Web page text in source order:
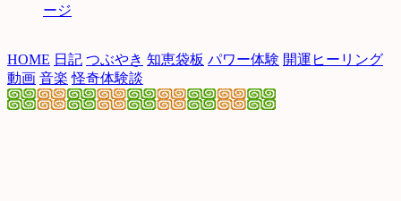
ージ
HOME 日記 つぶやき 知恵袋板 パワー体験 開運ヒーリング
動画 音楽 怪奇体験談